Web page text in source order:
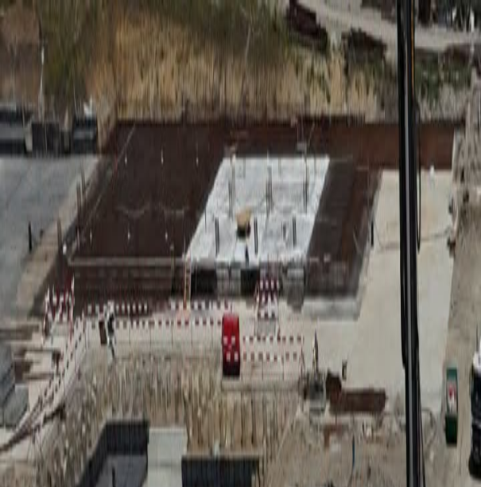
RADIO SOMEȘ
Categorii
EmisiuniPodcastIstoric melodii